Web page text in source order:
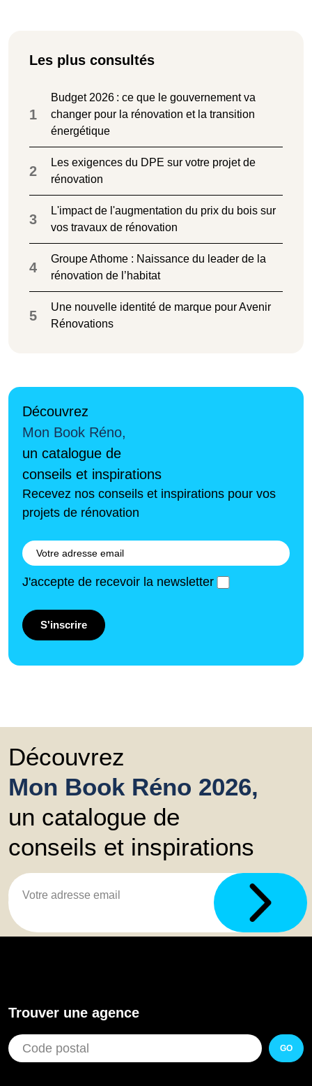
Les plus consultés
1
Budget 2026 : ce que le gouvernement va
changer pour la rénovation et la transition
énergétique
2
Les exigences du DPE sur votre projet de
rénovation
3
L'impact de l'augmentation du prix du bois sur
vos travaux de rénovation
4
Groupe Athome : Naissance du leader de la
rénovation de l’habitat
5
Une nouvelle identité de marque pour Avenir
Rénovations
Découvrez
Mon Book Réno,
un catalogue de
conseils et inspirations
Recevez nos conseils et inspirations pour vos
projets de rénovation
J'accepte de recevoir la newsletter
S'inscrire
Découvrez
Mon Book Réno 2026,
un catalogue de
conseils et inspirations
Trouver une agence
GO